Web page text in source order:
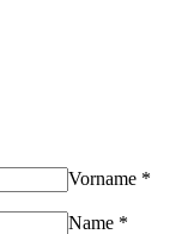
Vorname *
Name *